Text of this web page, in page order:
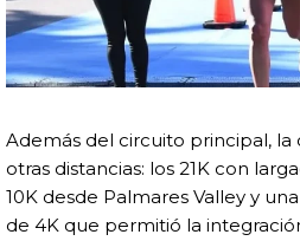
Además del circuito principal,
otras distancias: los 21K con
10K desde Palmares Valley y
de 4K que permitió la